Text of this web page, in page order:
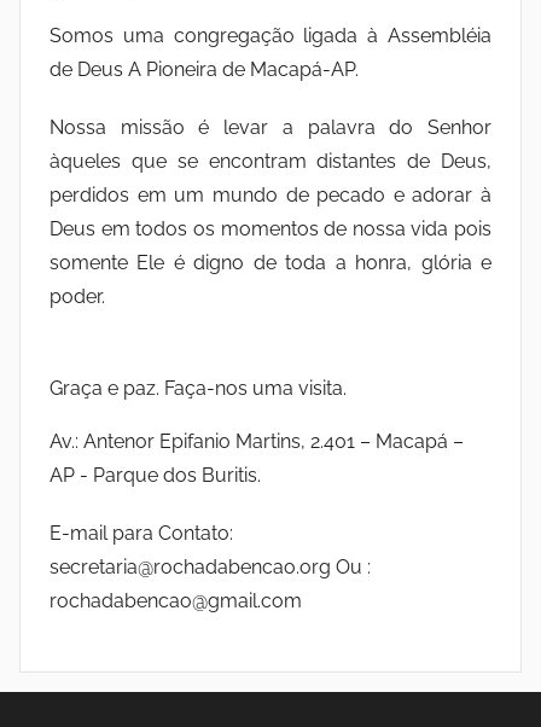
Somos uma congregação ligada à Assembléia
de Deus A Pioneira de Macapá-AP.
Nossa missão é levar a palavra do Senhor
àqueles que se encontram distantes de Deus,
perdidos em um mundo de pecado e adorar à
Deus em todos os momentos de nossa vida pois
somente Ele é digno de toda a honra, glória e
poder.
Graça e paz. Faça-nos uma visita.
Av.: Antenor Epifanio Martins, 2.401 – Macapá –
AP - Parque dos Buritis.
E-mail para Contato:
secretaria@rochadabencao.org Ou :
rochadabencao@gmail.com